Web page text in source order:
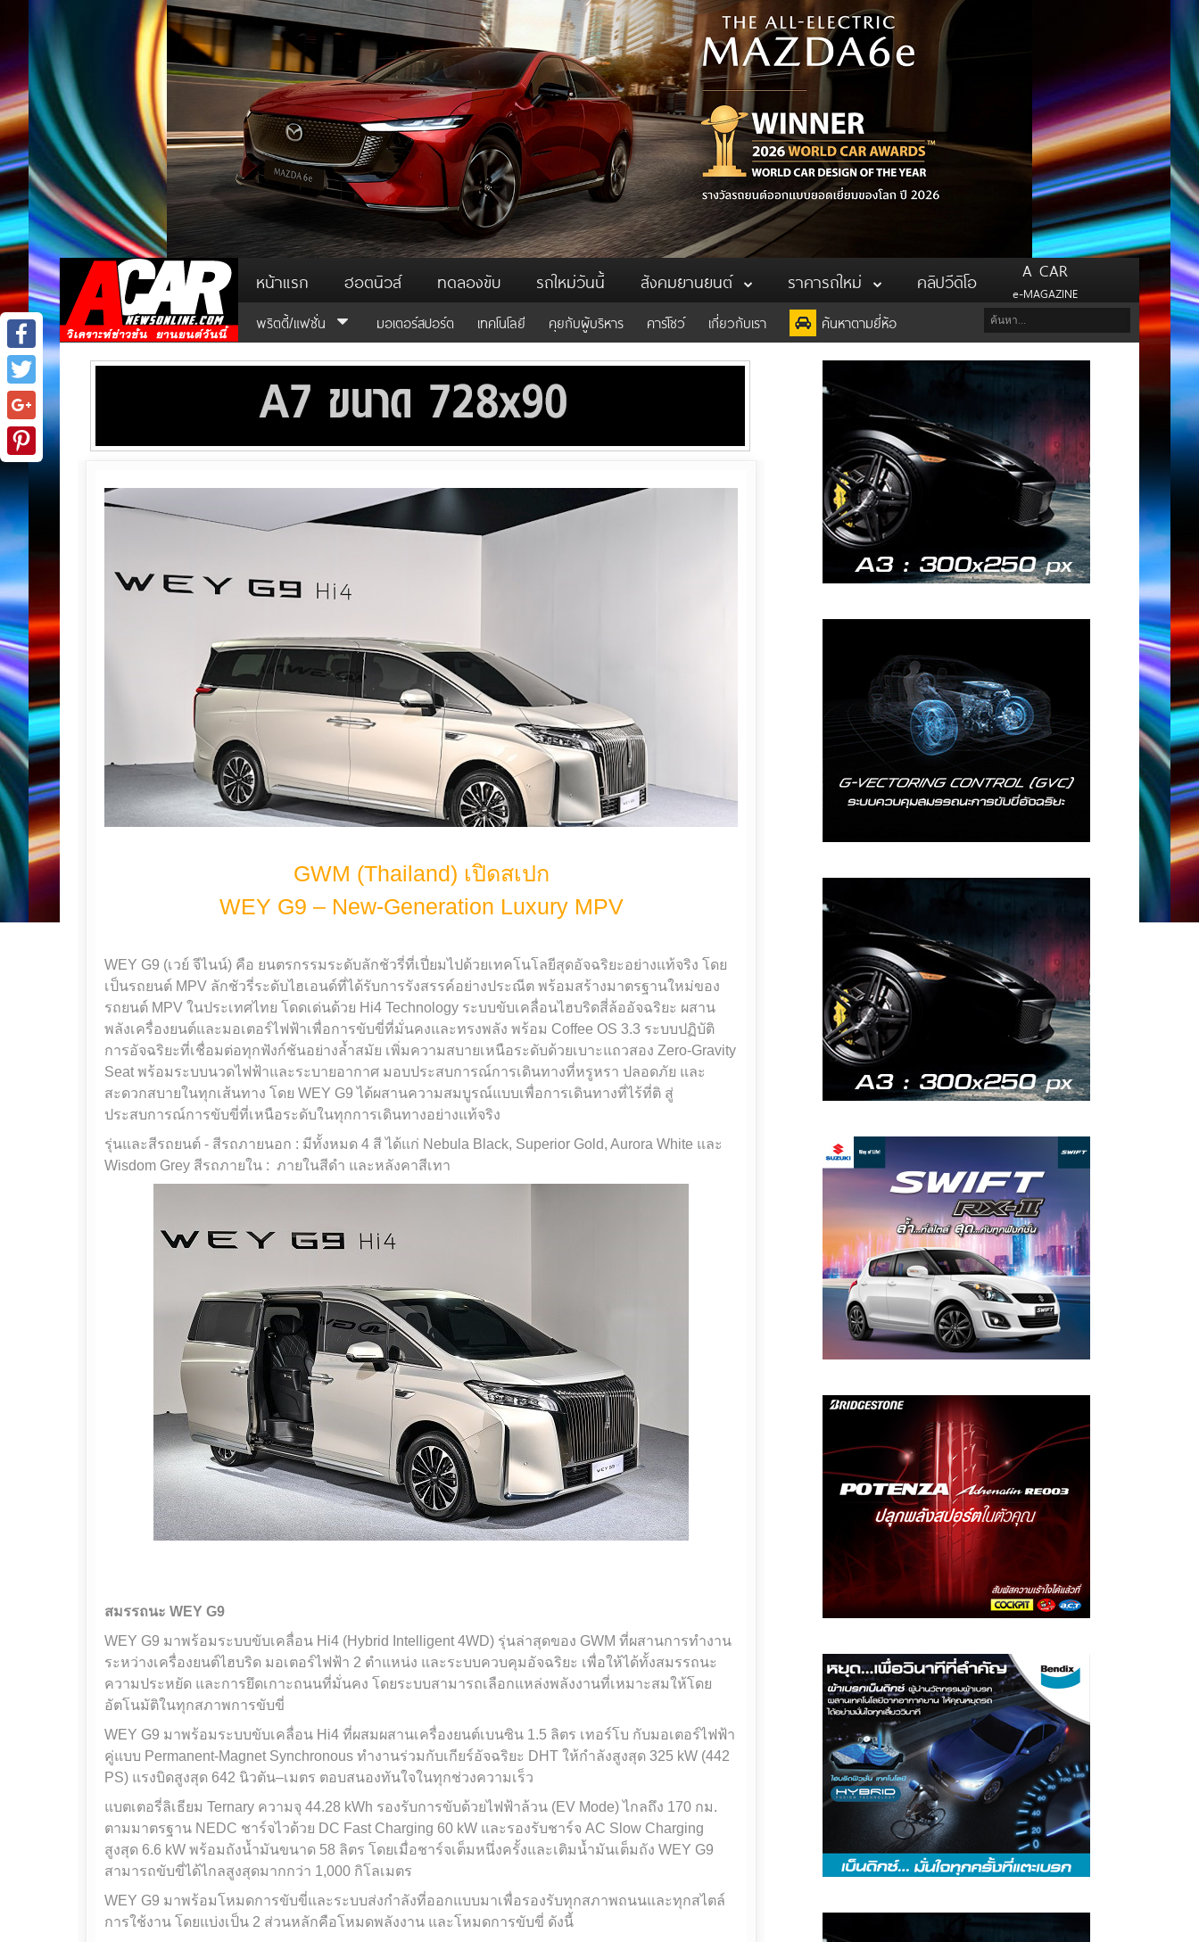
หน้าแรก ฮอตนิวส์ ทดลองขับ รถใหม่วันนี้ สังคมยานยนต์ ราคารถใหม่ คลิปวีดิโอ A CAR
e-MAGAZINE
พริตตี้/แฟชั่น มอเตอร์สปอร์ต เทคโนโลยี คุยกับผู้บริหาร คาร์โชว์ เกี่ยวกับเรา ค้นหาตามยี่ห้อ
Facebook
Twitter
Google+
GWM (Thailand) เปิดสเปก
WEY G9 – New-Generation Luxury MPV
WEY G9 (เวย์ จีไนน์) คือ ยนตรกรรมระดับลักชัวรี่ที่เปี่ยมไปด้วยเทคโนโลยีสุดอัจฉริยะอย่างแท้จริง โดย
เป็นรถยนต์ MPV ลักชัวรี่ระดับไฮเอนด์ที่ได้รับการรังสรรค์อย่างประณีต พร้อมสร้างมาตรฐานใหม่ของ
รถยนต์ MPV ในประเทศไทย โดดเด่นด้วย Hi4 Technology ระบบขับเคลื่อนไฮบริดสี่ล้ออัจฉริยะ ผสาน
พลังเครื่องยนต์และมอเตอร์ไฟฟ้าเพื่อการขับขี่ที่มั่นคงและทรงพลัง พร้อม Coffee OS 3.3 ระบบปฏิบัติ
การอัจฉริยะที่เชื่อมต่อทุกฟังก์ชันอย่างล้ำสมัย เพิ่มความสบายเหนือระดับด้วยเบาะแถวสอง Zero-Gravity
Seat พร้อมระบบนวดไฟฟ้าและระบายอากาศ มอบประสบการณ์การเดินทางที่หรูหรา ปลอดภัย และ
สะดวกสบายในทุกเส้นทาง โดย WEY G9 ได้ผสานความสมบูรณ์แบบเพื่อการเดินทางที่ไร้ที่ติ สู่
ประสบการณ์การขับขี่ที่เหนือระดับในทุกการเดินทางอย่างแท้จริง
รุ่นและสีรถยนต์ - สีรถภายนอก : มีทั้งหมด 4 สี ได้แก่ Nebula Black, Superior Gold, Aurora White และ
Wisdom Grey สีรถภายใน : ภายในสีดำ และหลังคาสีเทา
สมรรถนะ WEY G9
WEY G9 มาพร้อมระบบขับเคลื่อน Hi4 (Hybrid Intelligent 4WD) รุ่นล่าสุดของ GWM ที่ผสานการทำงาน
ระหว่างเครื่องยนต์ไฮบริด มอเตอร์ไฟฟ้า 2 ตำแหน่ง และระบบควบคุมอัจฉริยะ เพื่อให้ได้ทั้งสมรรถนะ
ความประหยัด และการยึดเกาะถนนที่มั่นคง โดยระบบสามารถเลือกแหล่งพลังงานที่เหมาะสมให้โดย
อัตโนมัติในทุกสภาพการขับขี่
WEY G9 มาพร้อมระบบขับเคลื่อน Hi4 ที่ผสมผสานเครื่องยนต์เบนซิน 1.5 ลิตร เทอร์โบ กับมอเตอร์ไฟฟ้า
คู่แบบ Permanent-Magnet Synchronous ทำงานร่วมกับเกียร์อัจฉริยะ DHT ให้กำลังสูงสุด 325 kW (442
PS) แรงบิดสูงสุด 642 นิวตัน–เมตร ตอบสนองทันใจในทุกช่วงความเร็ว
แบตเตอรี่ลิเธียม Ternary ความจุ 44.28 kWh รองรับการขับด้วยไฟฟ้าล้วน (EV Mode) ไกลถึง 170 กม.
ตามมาตรฐาน NEDC ชาร์จไวด้วย DC Fast Charging 60 kW และรองรับชาร์จ AC Slow Charging
สูงสุด 6.6 kW พร้อมถังน้ำมันขนาด 58 ลิตร โดยเมื่อชาร์จเต็มหนึ่งครั้งและเติมน้ำมันเต็มถัง WEY G9
สามารถขับขี่ได้ไกลสูงสุดมากกว่า 1,000 กิโลเมตร
WEY G9 มาพร้อมโหมดการขับขี่และระบบส่งกำลังที่ออกแบบมาเพื่อรองรับทุกสภาพถนนและทุกสไตล์
การใช้งาน โดยแบ่งเป็น 2 ส่วนหลักคือโหมดพลังงาน และโหมดการขับขี่ ดังนี้